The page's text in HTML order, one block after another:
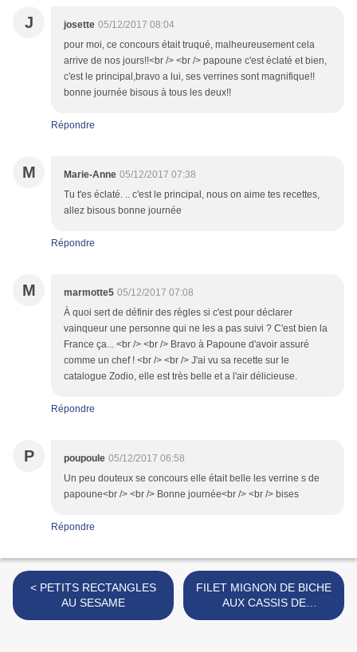
J josette 05/12/2017 08:04
pour moi, ce concours était truqué, malheureusement cela
arrive de nos jours!!<br /> <br /> papoune c'est éclaté et bien,
c'est le principal,bravo a lui, ses verrines sont magnifique!!
bonne journée bisous à tous les deux!!
Répondre
M Marie-Anne 05/12/2017 07:38
Tu t'es éclaté. .. c'est le principal, nous on aime tes recettes,
allez bisous bonne journée
Répondre
M marmotte5 05/12/2017 07:08
À quoi sert de définir des règles si c'est pour déclarer
vainqueur une personne qui ne les a pas suivi ? C'est bien la
France ça... <br /> <br /> Bravo à Papoune d'avoir assuré
comme un chef ! <br /> <br /> J'ai vu sa recette sur le
catalogue Zodio, elle est très belle et a l'air délicieuse.
Répondre
P poupoule 05/12/2017 06:58
Un peu douteux se concours elle était belle les verrine s de
papoune<br /> <br /> Bonne journée<br /> <br /> bises
Répondre
< PETITS RECTANGLES
AU SESAME
FILET MIGNON DE BICHE
AUX CASSIS DE
FOUGEROLLES >